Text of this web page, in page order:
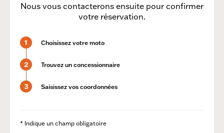
Nous vous contacterons ensuite pour confirmer
votre réservation.
1 Choisissez votre moto
2 Trouvez un concessionnaire
3 Saisissez vos coordonnées
* Indique un champ obligatoire